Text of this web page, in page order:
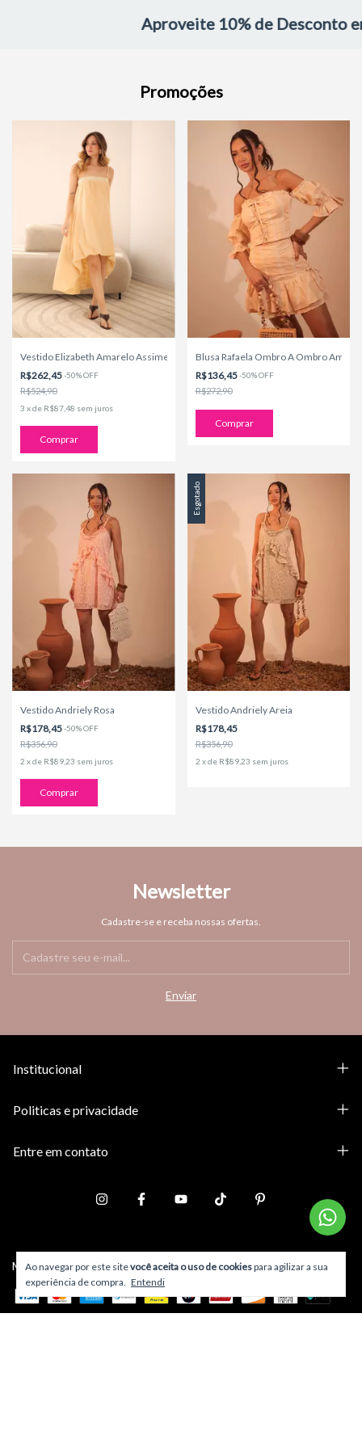
Ao navegar por este sitevocê aceita o uso de cookiespara agilizar a sua
experiência de compra. Entendi
Aproveite 10% de Desconto em
Promoções
Vestido Elizabeth Amarelo Assimetrico
R$262,45-50%OFF
R$524,90
3 xde R$87,48 sem juros
Comprar
Blusa Rafaela Ombro A Ombro
R$136,45-50%OFF
R$272,90
Comprar
Vestido Andriely Rosa
R$178,45-50%OFF
R$356,90
2 xde R$89,23 sem juros
Comprar
Esgotado
Vestido Andriely Areia
R$178,45
R$356,90
2 xde R$89,23 sem juros
Newsletter
Cadastre-se e receba nossas ofertas.
Institucional
Politicas e privacidade
Entre em contato
Meios de pagamento